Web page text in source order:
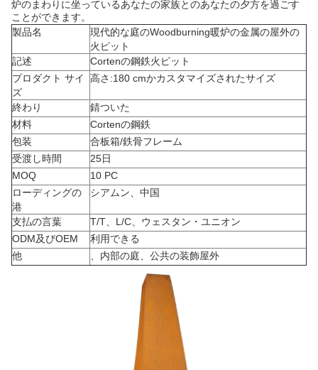
炉のまわりに坐っているあなたの家族とのあなたの夕方を過ごす
ことができます。
製品名
現代的な庭のWoodburning暖炉の金属の屋外の
火ピット
記述
Cortenの鋼鉄火ピット
プロダクト サイ
ズ
高さ:180 cmかカスタマイズされたサイズ
終わり
錆ついた
材料
Cortenの鋼鉄
包装
合板箱/鉄骨フレーム
受渡し時間
25日
MOQ
10 PC
ローディングの
港
シアムン、中国
支払の言葉
T/T、L/C、ウェスタン・ユニオン
ODM及びOEM
利用できる
他
、内部の庭、公共の装飾屋外